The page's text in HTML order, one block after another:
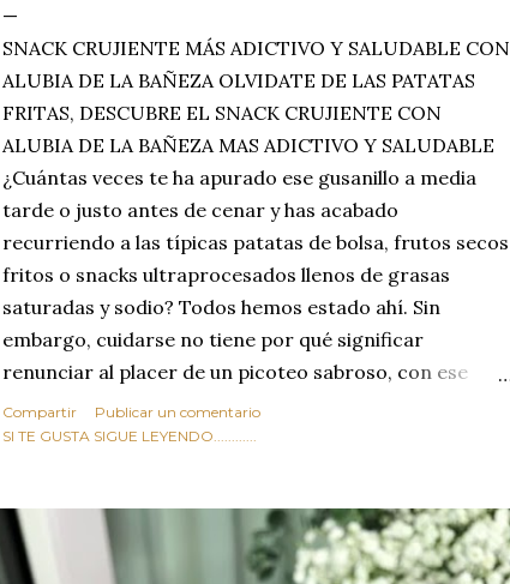
SNACK CRUJIENTE MÁS ADICTIVO Y SALUDABLE CON
ALUBIA DE LA BAÑEZA OLVIDATE DE LAS PATATAS
FRITAS, DESCUBRE EL SNACK CRUJIENTE CON
ALUBIA DE LA BAÑEZA MAS ADICTIVO Y SALUDABLE
¿Cuántas veces te ha apurado ese gusanillo a media
tarde o justo antes de cenar y has acabado
recurriendo a las típicas patatas de bolsa, frutos secos
fritos o snacks ultraprocesados llenos de grasas
saturadas y sodio? Todos hemos estado ahí. Sin
embargo, cuidarse no tiene por qué significar
renunciar al placer de un picoteo sabroso, con ese
toque tostado y crujiente que tanto nos satisface.
Estas alubias crujientes al horno van a cambiar por
tradicionales y copiosos de invierno. Con esta receta
simple pero revolucionaria, transformaremos un
Compartir
Publicar un comentario
SI TE GUSTA SIGUE LEYENDO............